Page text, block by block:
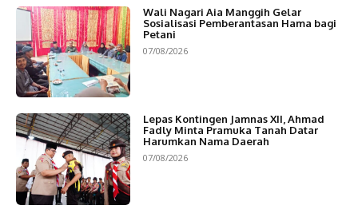
Wali Nagari Aia Manggih Gelar
Sosialisasi Pemberantasan Hama bagi
Petani
07/08/2026
Lepas Kontingen Jamnas XII, Ahmad
Fadly Minta Pramuka Tanah Datar
Harumkan Nama Daerah
07/08/2026